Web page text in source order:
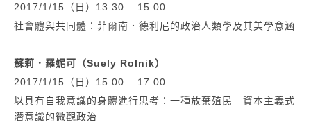
2017/1/15（日）13:30 – 15:00
社會體與共同體：菲爾南．德利尼的政治人類學及其美學意涵
蘇莉．羅妮可（Suely Rolnik）
2017/1/15（日）15:00 – 17:00
以具有自我意識的身體進行思考：一種放棄殖民－資本主義式
潛意識的微觀政治